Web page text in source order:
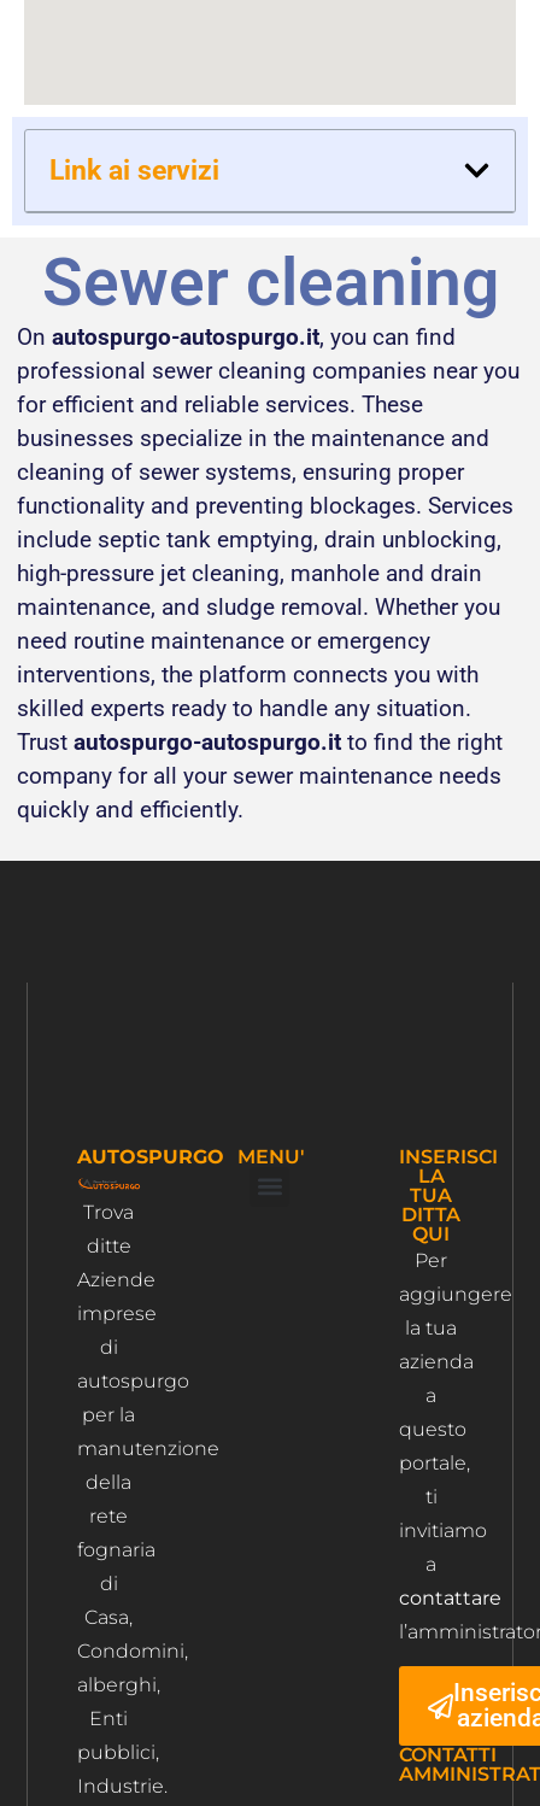
Link ai servizi
Sewer cleaning
On autospurgo-autospurgo.it, you can find
professional sewer cleaning companies near you
for efficient and reliable services. These
businesses specialize in the maintenance and
cleaning of sewer systems, ensuring proper
functionality and preventing blockages. Services
include septic tank emptying, drain unblocking,
high-pressure jet cleaning, manhole and drain
maintenance, and sludge removal. Whether you
need routine maintenance or emergency
interventions, the platform connects you with
skilled experts ready to handle any situation.
Trust autospurgo-autospurgo.it to find the right
company for all your sewer maintenance needs
quickly and efficiently.
AUTOSPURGO
Trova
ditte
Aziende
imprese
di
autospurgo
per la
manutenzione
della
rete
fognaria
di
Casa,
Condomini,
alberghi,
Enti
pubblici,
Industrie.
MENU'
INSERISCI
LA
TUA
DITTA
QUI
Per
aggiungere
la tua
azienda
a
questo
portale,
ti
invitiamo
a
contattare
CONTATTI